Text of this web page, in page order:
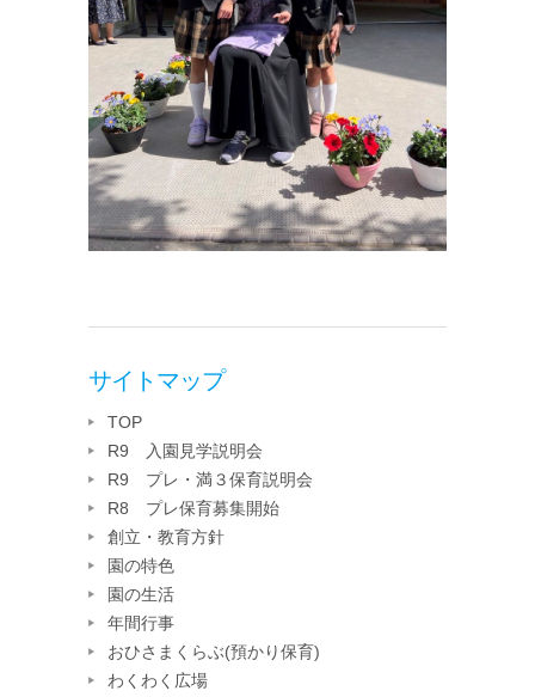
サイトマップ
TOP
R9 入園見学説明会
R9 プレ・満３保育説明会
R8 プレ保育募集開始
創立・教育方針
園の特色
園の生活
年間行事
おひさまくらぶ(預かり保育)
わくわく広場